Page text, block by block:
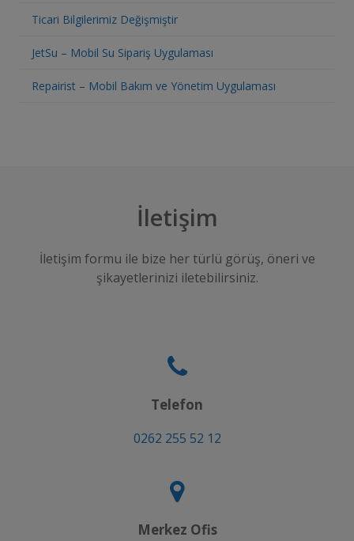
Ticari Bilgilerimiz Değişmiştir
JetSu – Mobil Su Sipariş Uygulaması
Repairist – Mobil Bakım ve Yönetim Uygulaması
İletişim
İletişim formu ile bize her türlü görüş, öneri ve
şikayetlerinizi iletebilirsiniz.
Telefon
0262 255 52 12
Merkez Ofis